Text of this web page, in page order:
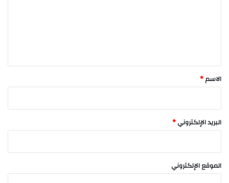
*
الاسم*
البريد الإلكتروني*
الموقع الإلكتروني